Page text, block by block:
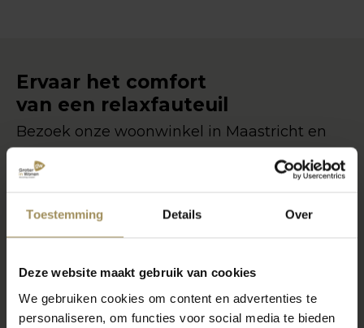
Toestemming Details Over
Deze website maakt gebruik van cookies
We gebruiken cookies om content en advertenties te
personaliseren, om functies voor social media te bieden
Ervaar het comfort
van een relaxfauteuil
Bezoek onze woonwinkel in Maastricht en
jouw wensen en zitcomfort.
Relaxfauteuil advies